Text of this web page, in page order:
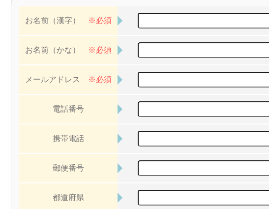
お名前（漢字） ※必須
お名前（かな） ※必須
メールアドレス ※必須
電話番号
携帯電話
郵便番号
都道府県